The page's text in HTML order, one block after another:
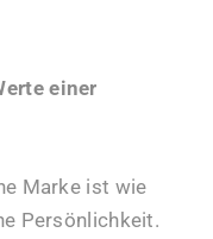
einer
Marke ist wie
Persönlichkeit.